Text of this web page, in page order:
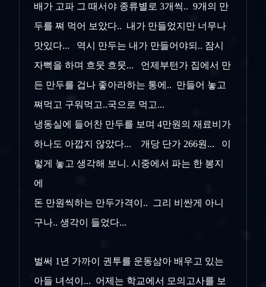
배가 고파 그 때서야 종류별로 3개씩.. 9개의 만
두를 쪄 먹어 보았다.. 내가 만들었지만 너무나
맛있다... 역시 만두는 내가 만들어야되.. 잠시
자뻑을 하며 흐뭇 흐뭇... 언제부턴가 집에서 만
든 만두를 겁나 좋아라하는 통에.. 만들어 놓고
쪄먹고 구워먹고..국으로 먹고...
냉동실에 들어찬 만두를 보며 4만원의 재료비가
하나도 아깝지 않았다... 개당 단가 266원... 이
렇게 놓고 생각해 보니. 시중에서 파는 한 봉지
에
돈 만원씩하는 만두가격이.. 그리 비싼게 아니
구나.. 생각이 들었다...
벌써 1년 가까이 권투를 운동삼아 배우고 있는
아들 녀석이... 어제는 학교에서 모의고사를 보